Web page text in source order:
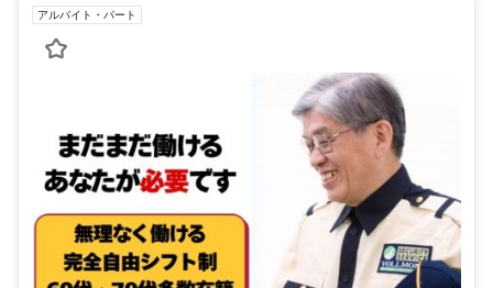
アルバイト・パート